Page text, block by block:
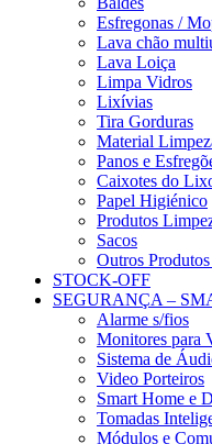
Esfregonas /
Lava chão
Lava Loiça
Limpa Vidros
Lixívias
Tira Gorduras
Material
Panos e
Caixotes do
Papel Higiénico
Produtos
Sacos
Outros
STOCK-OFF
SEGURANÇA –
Alarme s/fios
Monitores para
Sistema de
Video Porteiros
Smart Home e
Tomadas
Módulos e